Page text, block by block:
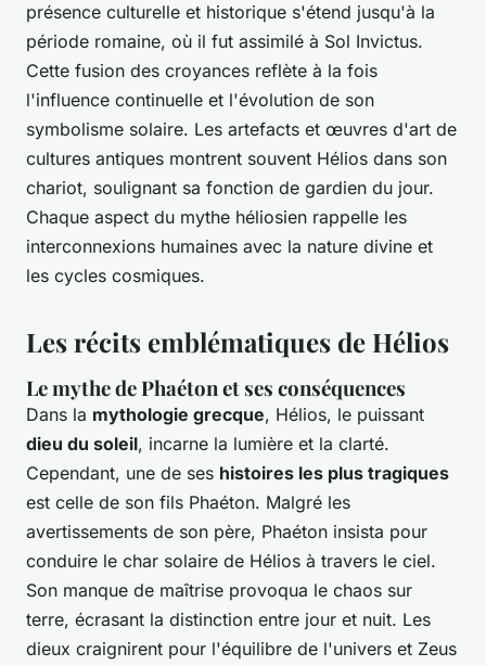
présence culturelle et historique s'étend jusqu'à la
période romaine, où il fut assimilé à Sol Invictus.
Cette fusion des croyances reflète à la fois
l'influence continuelle et l'évolution de son
symbolisme solaire. Les artefacts et œuvres d'art de
cultures antiques montrent souvent Hélios dans son
chariot, soulignant sa fonction de gardien du jour.
Chaque aspect du mythe héliosien rappelle les
interconnexions humaines avec la nature divine et
les cycles cosmiques.
Les récits emblématiques de Hélios
Le mythe de Phaéton et ses conséquences
Dans la mythologie grecque, Hélios, le puissant
dieu du soleil, incarne la lumière et la clarté.
Cependant, une de ses histoires les plus tragiques
est celle de son fils Phaéton. Malgré les
avertissements de son père, Phaéton insista pour
conduire le char solaire de Hélios à travers le ciel.
Son manque de maîtrise provoqua le chaos sur
terre, écrasant la distinction entre jour et nuit. Les
dieux craignirent pour l'équilibre de l'univers et Zeus